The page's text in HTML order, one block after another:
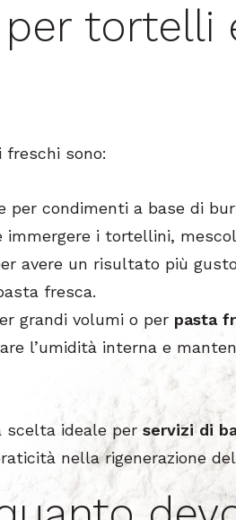
tortelli
sono:
per condimenti a base di
immergere i tortellini,
avere un risultato più
fresca.
grandi volumi o per pasta
l’umidità interna e
scelta ideale per servizi di
nella rigenerazione